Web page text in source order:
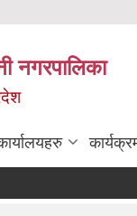
नगरपालिका